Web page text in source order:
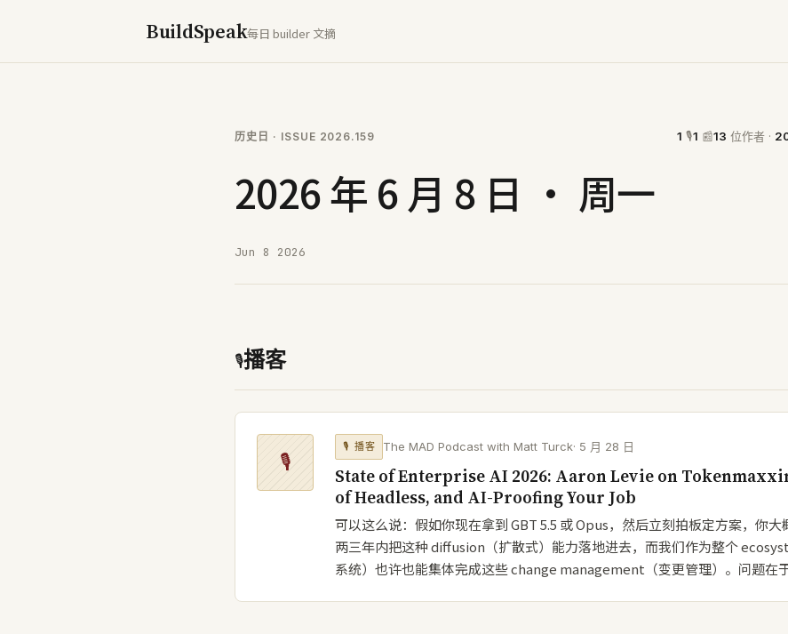
BuildSpeak每日 builder 文摘
历史日 · ISSUE 2026.159
2026 年 6 月 8 日 · 周一
Jun 8 2026
1 🎙1 📰13 位作者 ·
🎙播客
🎙
🎙 播客 The MAD Podcast with Matt Turck· 5 月 28 日
State of Enterprise AI 2026: Aaron Levie on
of Headless, and AI-Proofing Your Job
可以这么说：假如你现在拿到 GBT 5.5 或 Opus，然后立刻拍板定方案，你大
两三年内把这种 diffusion（扩散式）能力落地进去，而我们作为整个
系统）也许也能集体完成这些 change management（变更管理）。问题在